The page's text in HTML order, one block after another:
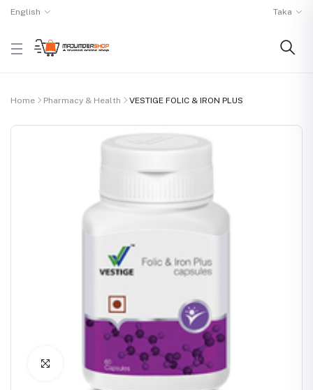
English Taka
Home Pharmacy & Health VESTIGE FOLIC & IRON PLUS
Click to Enlarge